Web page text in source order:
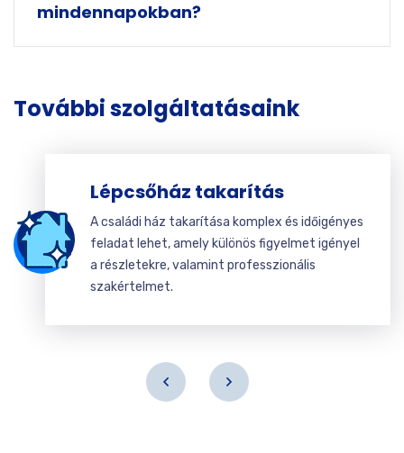
mindennapokban?
További szolgáltatásaink
Lépcsőház takarítás
A családi ház takarítása komplex és időigényes
feladat lehet, amely különös figyelmet igényel
a részletekre, valamint professzionális
szakértelmet.